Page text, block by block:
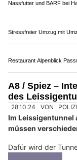
09.10.25 VON
Die A8 zwischen
letzten Jahren
Dabei wurde auch
komplett erneuert.
nötig sind. Daher